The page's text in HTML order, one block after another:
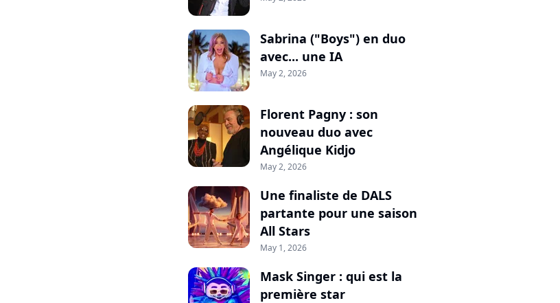
Sabrina ("Boys") en duo
avec... une IA
May 2, 2026
Florent Pagny : son
nouveau duo avec
Angélique Kidjo
May 2, 2026
Une finaliste de DALS
partante pour une saison
All Stars
May 1, 2026
Mask Singer : qui est la
première star